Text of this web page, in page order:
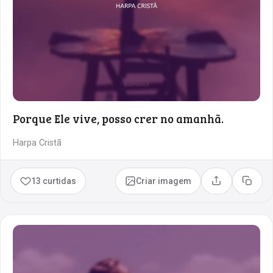
Porque Ele vive, posso crer no amanhã.
Harpa Cristã
13 curtidas Criar imagem Compartilhar
Copiar